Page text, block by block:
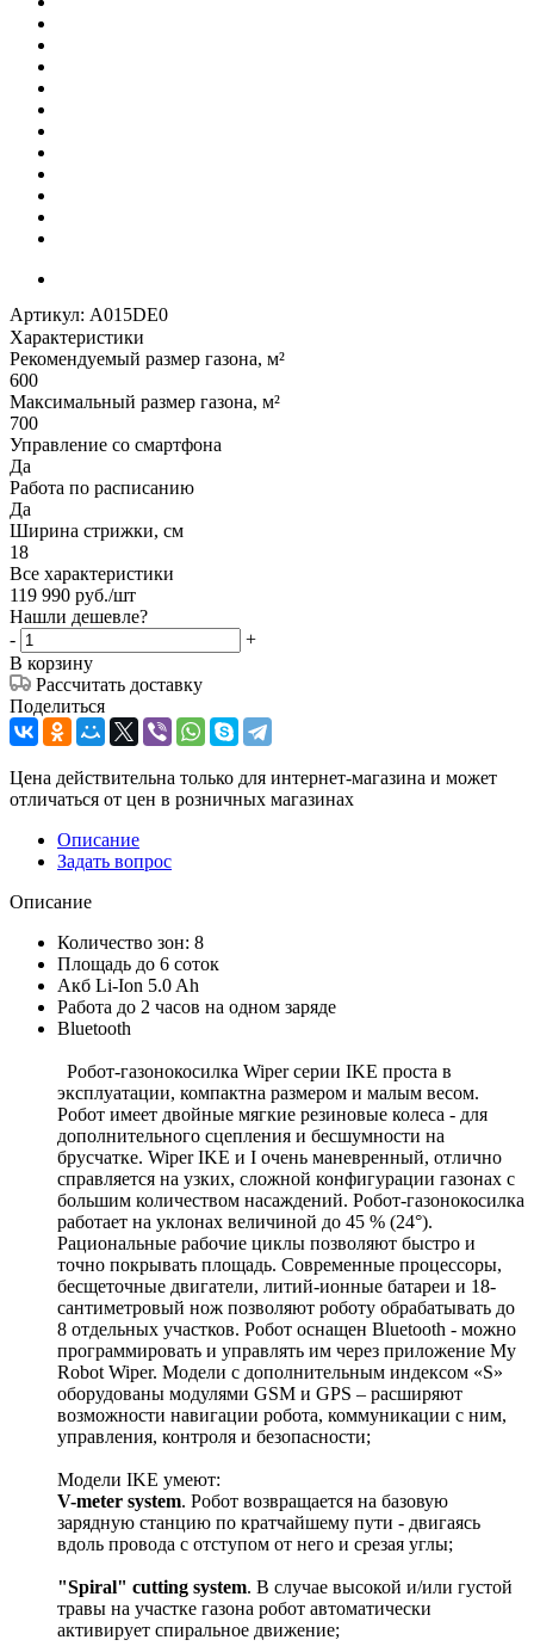
Артикул: A015DE0
Характеристики
Рекомендуемый размер газона, м²
600
Максимальный размер газона, м²
700
Управление со смартфона
Да
Работа по расписанию
Да
Ширина стрижки, см
18
Все характеристики
119 990 руб./шт
Нашли дешевле?
-
+
В корзину
Рассчитать доставку
Поделиться
Цена действительна только для интернет-магазина и может
отличаться от цен в розничных магазинах
Описание
Задать вопрос
Описание
Количество зон: 8
Площадь до 6 соток
Акб Li-Ion 5.0 Ah
Работа до 2 часов на одном заряде
Bluetooth
Робот-газонокосилка Wiper серии IKE проста в
эксплуатации, компактна размером и малым весом.
Робот имеет двойные мягкие резиновые колеса - для
дополнительного сцепления и бесшумности на
брусчатке. Wiper IKE и I очень маневренный, отлично
справляется на узких, сложной конфигурации газонах с
большим количеством насаждений. Робот-газонокосилка
работает на уклонах величиной до 45 % (24°).
Рациональные рабочие циклы позволяют быстро и
точно покрывать площадь. Современные процессоры,
бесщеточные двигатели, литий-ионные батареи и 18-
сантиметровый нож позволяют роботу обрабатывать до
8 отдельных участков. Робот оснащен Bluetooth - можно
программировать и управлять им через приложение My
Robot Wiper. Модели с дополнительным индексом «S»
оборудованы модулями GSM и GPS – расширяют
возможности навигации робота, коммуникации с ним,
управления, контроля и безопасности;
Модели IKE умеют:
V-meter system. Робот возвращается на базовую
зарядную станцию по кратчайшему пути - двигаясь
вдоль провода с отступом от него и срезая углы;
"Spiral" cutting system. В случае высокой и/или густой
травы на участке газона робот автоматически
активирует спиральное движение;